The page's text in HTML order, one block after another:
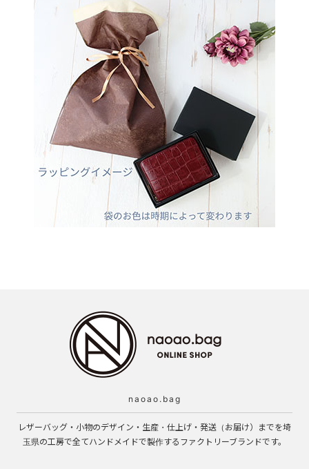
naoao.bag
レザーバッグ・小物のデザイン・生産・仕上げ・発送（お届け）までを埼
玉県の工房で全てハンドメイドで製作するファクトリーブランドです。